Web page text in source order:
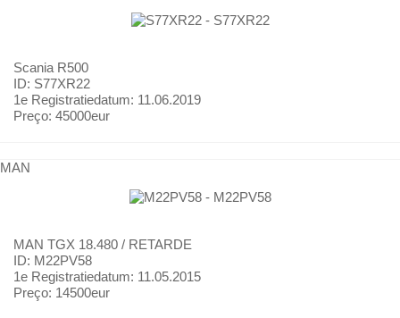
Scania R500
ID: S77XR22
1e Registratiedatum: 11.06.2019
Preço: 45000eur
MAN
MAN TGX 18.480 / RETARDE
ID: M22PV58
1e Registratiedatum: 11.05.2015
Preço: 14500eur